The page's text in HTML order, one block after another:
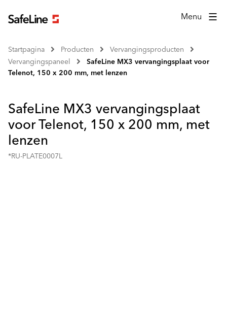
Menu
Startpagina Producten
Vervangingsproducten
Vervangingspaneel
SafeLine MX3 vervangingsplaat voor
Telenot, 150 x 200 mm, met lenzen
SafeLine MX3 vervangingsplaat
voor Telenot, 150 x 200 mm, met
lenzen
*RU-PLATE0007L